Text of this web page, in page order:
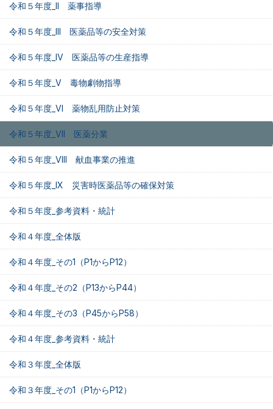
令和５年度_II 薬事指導
令和５年度_III 医薬品等の安全対策
令和５年度_IV 医薬品等の生産指導
令和５年度_V 毒物劇物指導
令和５年度_VI 薬物乱用防止対策
令和５年度_VII 医薬分業
令和５年度_VIII 献血事業の推進
令和５年度_IX 災害時医薬品等の確保対策
令和５年度_参考資料・統計
令和４年度_全体版
令和４年度_その1（P1からP12）
令和４年度_その2（P13からP44）
令和４年度_その3（P45からP58）
令和４年度_参考資料・統計
令和３年度_全体版
令和３年度_その1（P1からP12）